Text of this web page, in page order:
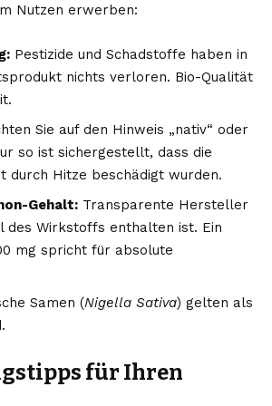
Nutzen erwerben:
Pestizide und Schadstoffe haben in
nichts verloren. Bio-Qualität
Sie auf den Hinweis „nativ“ oder
so ist sichergestellt, dass die
durch Hitze beschädigt wurden.
Gehalt: Transparente Hersteller
des Wirkstoffs enthalten ist. Ein
mg spricht für absolute
Samen (Nigella Sativa) gelten als
für Ihren